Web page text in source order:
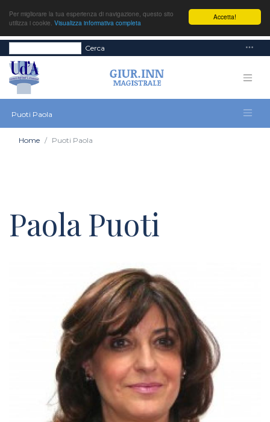
Accetta!
Per migliorare la tua esperienza di navigazione, questo sito
utilizza i cookie. Visualizza informativa completa
Cerca
Puoti Paola
Home Puoti Paola
Paola Puoti